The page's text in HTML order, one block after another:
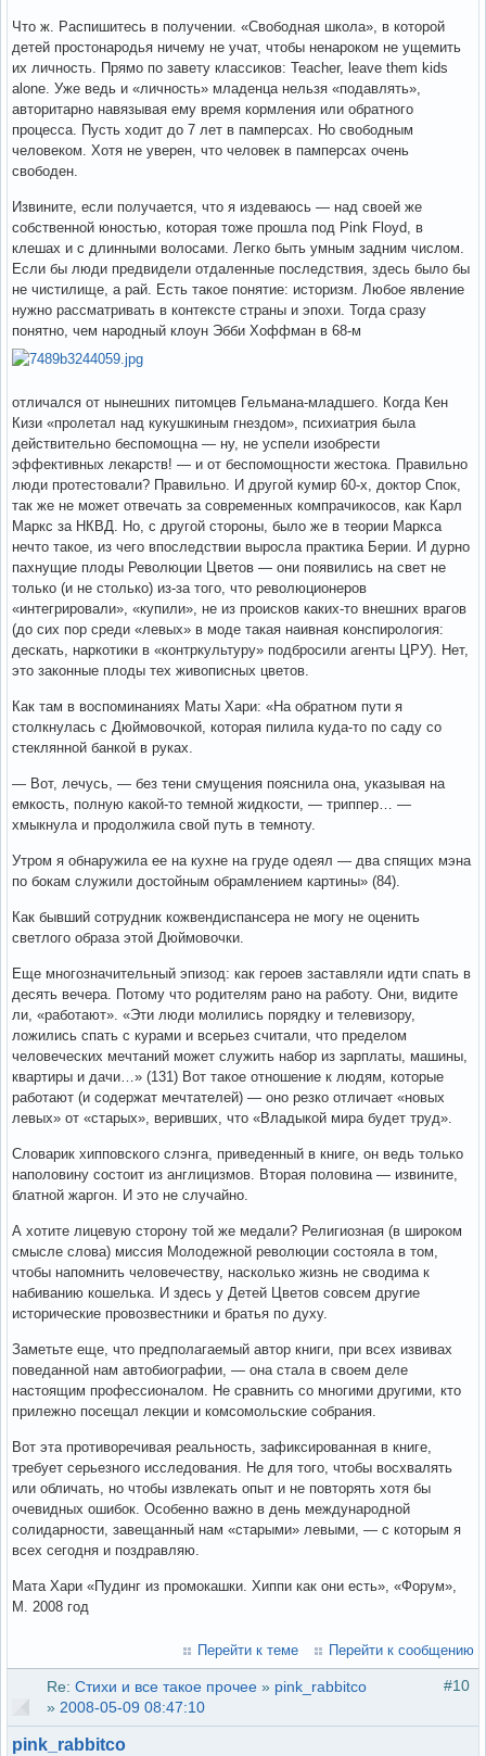
Что ж. Распишитесь в получении. «Свободная школа», в которой
детей простонародья ничему не учат, чтобы ненароком не ущемить
их личность. Прямо по завету классиков: Teacher, leave them kids
alone. Уже ведь и «личность» младенца нельзя «подавлять»,
авторитарно навязывая ему время кормления или обратного
процесса. Пусть ходит до 7 лет в памперсах. Но свободным
человеком. Хотя не уверен, что человек в памперсах очень
свободен.
Извините, если получается, что я издеваюсь — над своей же
собственной юностью, которая тоже прошла под Pink Floyd, в
клешах и с длинными волосами. Легко быть умным задним числом.
Если бы люди предвидели отдаленные последствия, здесь было бы
не чистилище, а рай. Есть такое понятие: историзм. Любое явление
нужно рассматривать в контексте страны и эпохи. Тогда сразу
понятно, чем народный клоун Эбби Хоффман в 68-м
отличался от нынешних питомцев Гельмана-младшего. Когда Кен
Кизи «пролетал над кукушкиным гнездом», психиатрия была
действительно беспомощна — ну, не успели изобрести
эффективных лекарств! — и от беспомощности жестока. Правильно
люди протестовали? Правильно. И другой кумир 60-х, доктор Спок,
так же не может отвечать за современных компрачикосов, как Карл
Маркс за НКВД. Но, с другой стороны, было же в теории Маркса
нечто такое, из чего впоследствии выросла практика Берии. И дурно
пахнущие плоды Революции Цветов — они появились на свет не
только (и не столько) из-за того, что революционеров
«интегрировали», «купили», не из происков каких-то внешних врагов
(до сих пор среди «левых» в моде такая наивная конспирология:
дескать, наркотики в «контркультуру» подбросили агенты ЦРУ). Нет,
это законные плоды тех живописных цветов.
Как там в воспоминаниях Маты Хари: «На обратном пути я
столкнулась с Дюймовочкой, которая пилила куда-то по саду со
стеклянной банкой в руках.
— Вот, лечусь, — без тени смущения пояснила она, указывая на
емкость, полную какой-то темной жидкости, — триппер… —
хмыкнула и продолжила свой путь в темноту.
Утром я обнаружила ее на кухне на груде одеял — два спящих мэна
по бокам служили достойным обрамлением картины» (84).
Как бывший сотрудник кожвендиспансера не могу не оценить
светлого образа этой Дюймовочки.
Еще многозначительный эпизод: как героев заставляли идти спать в
десять вечера. Потому что родителям рано на работу. Они, видите
ли, «работают». «Эти люди молились порядку и телевизору,
ложились спать с курами и всерьез считали, что пределом
человеческих мечтаний может служить набор из зарплаты, машины,
квартиры и дачи…» (131) Вот такое отношение к людям, которые
работают (и содержат мечтателей) — оно резко отличает «новых
левых» от «старых», веривших, что «Владыкой мира будет труд».
Словарик хипповского слэнга, приведенный в книге, он ведь только
наполовину состоит из англицизмов. Вторая половина — извините,
блатной жаргон. И это не случайно.
А хотите лицевую сторону той же медали? Религиозная (в широком
смысле слова) миссия Молодежной революции состояла в том,
чтобы напомнить человечеству, насколько жизнь не сводима к
набиванию кошелька. И здесь у Детей Цветов совсем другие
исторические провозвестники и братья по духу.
Заметьте еще, что предполагаемый автор книги, при всех извивах
поведанной нам автобиографии, — она стала в своем деле
настоящим профессионалом. Не сравнить со многими другими, кто
прилежно посещал лекции и комсомольские собрания.
Вот эта противоречивая реальность, зафиксированная в книге,
требует серьезного исследования. Не для того, чтобы восхвалять
или обличать, но чтобы извлекать опыт и не повторять хотя бы
очевидных ошибок. Особенно важно в день международной
солидарности, завещанный нам «старыми» левыми, — с которым я
всех сегодня и поздравляю.
Мата Хари «Пудинг из промокашки. Хиппи как они есть», «Форум»,
М. 2008 год
Перейти к теме Перейти к сообщению
#10
Re: Стихи и все такое прочее » pink_rabbitco
» 2008-05-09 08:47:10
pink_rabbitco